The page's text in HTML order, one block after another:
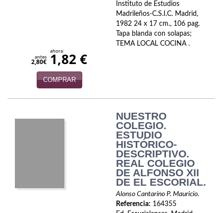
Deportes
Enciclopedias
Instituto de Estudios
Madrileños-C.S.I.C. Madrid,
1982 24 x 17 cm., 106 pag.
Tapa blanda con solapas;
TEMA LOCAL COCINA .
antes
2,80€
ahora:
1,82 €
COMPRAR
NUESTRO
COLEGIO.
ESTUDIO
HISTÓRICO-
DESCRIPTIVO.
REAL COLEGIO
DE ALFONSO XII
DE EL ESCORIAL.
Alonso Cantarino P. Mauricio.
Referencia: 164355